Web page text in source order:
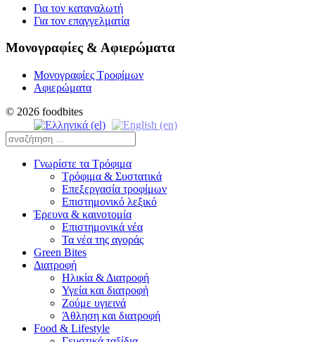
Για τον καταναλωτή
Για τον επαγγελματία
Μονογραφίες & Αφιερώματα
Μονογραφίες Τροφίμων
Αφιερώματα
© 2026 foodbites
Γνωρίστε τα Τρόφιμα
Τρόφιμα & Συστατικά
Επεξεργασία τροφίμων
Επιστημονικό λεξικό
Έρευνα & καινοτομία
Επιστημονικά νέα
Τα νέα της αγοράς
Green Bites
Διατροφή
Ηλικία & Διατροφή
Υγεία και διατροφή
Ζούμε υγιεινά
Άθληση και διατροφή
Food & Lifestyle